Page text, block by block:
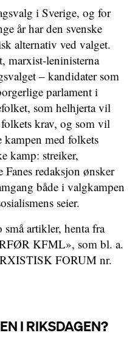
i Sverige, og for
år har den svenske
alternativ ved valget.
marxist-leninisterna
– kandidater som
parlament i
som helhjerta vil
krav, og som vil
kampen med folkets
kamp: streiker,
Fanes redaksjon ønsker
både i valgkampen
seier.
artikler, henta fra
KFML», som bl. a.
FORUM nr.
I RIKSDAGEN?